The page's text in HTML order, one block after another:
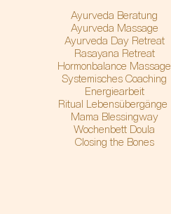
Ayurveda Beratung
Ayurveda Massage
Ayurveda Day Retreat
Rasayana Retreat
Hormonbalance Massage
Systemisches Coaching
Energiearbeit
Ritual Lebensübergänge
Mama Blessingway
Wochenbett Doula
Closing the Bones